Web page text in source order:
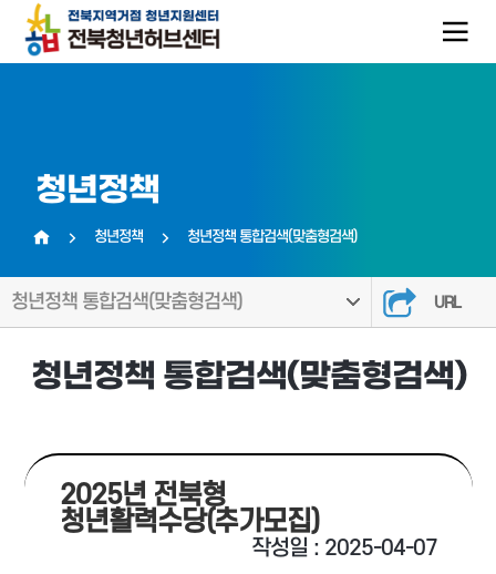
청년정책
청년정책 청년정책 통합검색(맞춤형검색)
청년정책 통합검색(맞춤형검색) URL
청년정책 통합검색(맞춤형검색)
2025년 전북형
청년활력수당(추가모집)
작성일 : 2025-04-07